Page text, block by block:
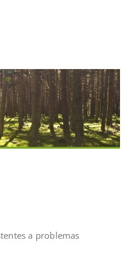
a problemas